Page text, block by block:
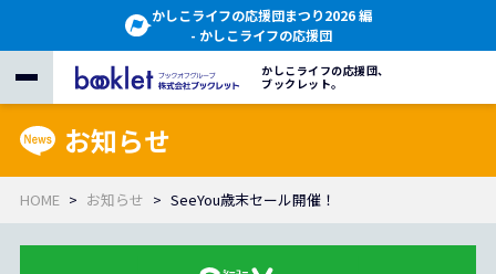
かしこライフの応援団まつり2026 編
- かしこライフの応援団
かしこライフの応援団、
ブックレット。
お知らせ
HOME お知らせ SeeYou歳末セール開催！